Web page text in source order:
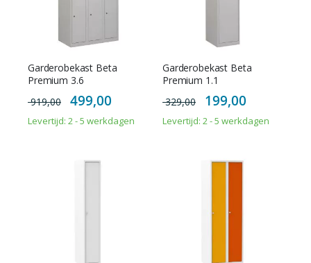
Garderobekast Beta
Premium 3.6
919,00
Special
Price
499,00
Levertijd: 2 - 5 werkdagen
Garderobekast Beta
Premium 1.1
329,00
Special
Price
199,00
Levertijd: 2 - 5 werkdagen